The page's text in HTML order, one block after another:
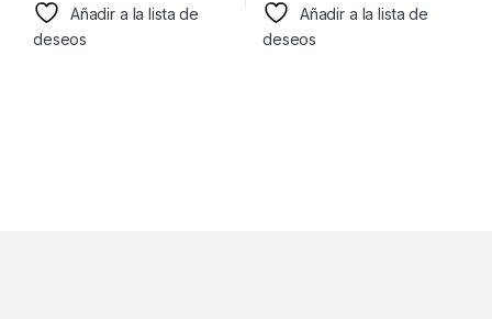
Añadir a la lista de
deseos
Añadir a la lista de
deseos